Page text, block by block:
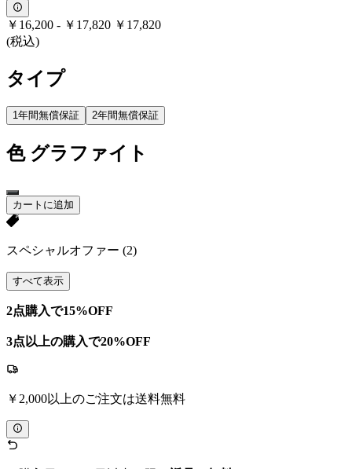
￥16,200 - ￥17,820 ￥17,820
(税込)
タイプ
1年間無償保証 2年間無償保証
色 グラファイト
カートに追加
スペシャルオファー (2)
すべて表示
2点購入で15%OFF
3点以上の購入で20%OFF
￥2,000以上のご注文は送料無料